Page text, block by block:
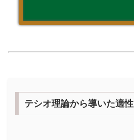
テシオ理論から導いた適性